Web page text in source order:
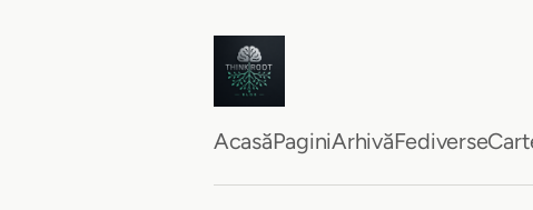
AcasăPaginiArhivăFediverse